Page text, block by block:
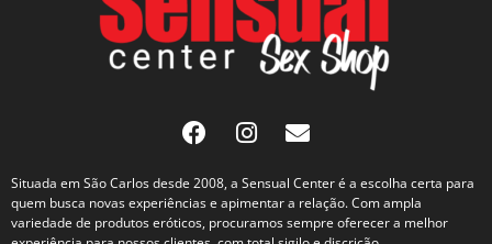
Situada em São Carlos desde 2008, a Sensual Center é a escolha certa para
quem busca novas experiências e apimentar a relação. Com ampla
variedade de produtos eróticos, procuramos sempre oferecer a melhor